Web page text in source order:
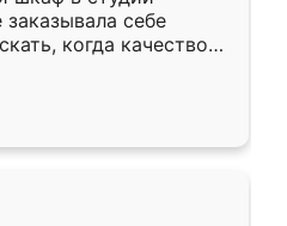
заказывала себе
когда качеством
кухня уже почти